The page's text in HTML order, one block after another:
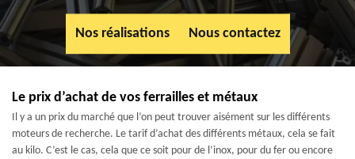
Nos réalisations Nous contactez
Le prix d’achat de vos ferrailles et métaux
Il y a un prix du marché que l’on peut trouver aisément sur les différents
moteurs de recherche. Le tarif d’achat des différents métaux, cela se fait
au kilo. C’est le cas, cela que ce soit pour de l’inox, pour du fer ou encore